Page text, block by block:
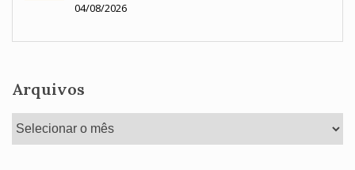
04/08/2026
Arquivos
Arquivos